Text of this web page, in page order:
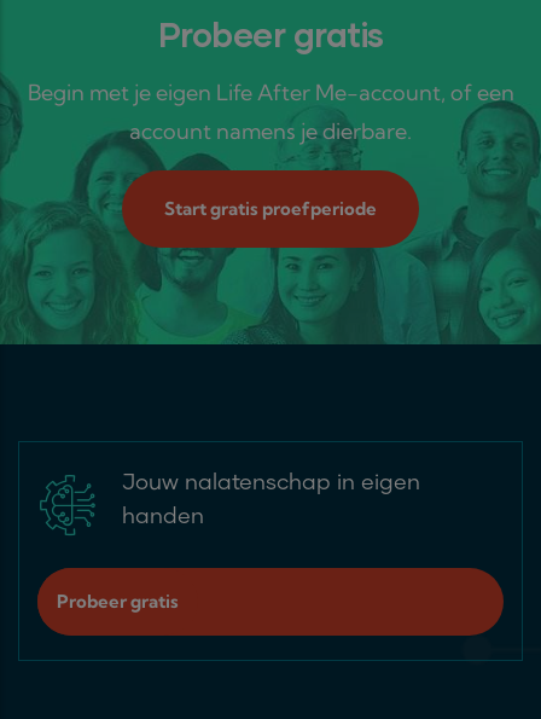
Probeer gratis
Begin met je eigen Life After Me-account, of een
account namens je dierbare.
Start gratis proefperiode
Jouw nalatenschap in eigen
handen
Probeer gratis